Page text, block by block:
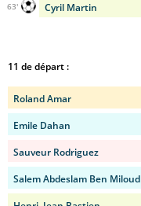
Cyril Martin
63'
11 de départ :
Roland Amar
Emile Dahan
Sauveur Rodriguez
Salem Abdeslam Ben Miloud